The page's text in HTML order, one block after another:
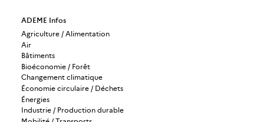
ADEME Infos
Agriculture / Alimentation
Air
Bâtiments
Bioéconomie / Forêt
Changement climatique
Économie circulaire / Déchets
Énergies
Industrie / Production durable